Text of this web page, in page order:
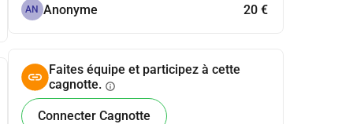
AN Anonyme 20 €
Faites équipe et participez à cette
cagnotte. info
Connecter Cagnotte